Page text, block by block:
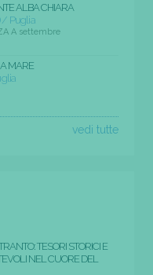
ALBA CHIARA
/ Puglia
A settembre
MARE
vedi tutte
TESORI STORICI E
NEL CUORE DEL